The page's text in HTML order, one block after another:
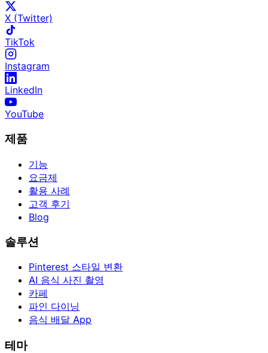
X (Twitter)
TikTok
Instagram
LinkedIn
YouTube
제품
기능
요금제
활용 사례
고객 후기
Blog
솔루션
Pinterest 스타일 변환
AI 음식 사진 촬영
카페
파인 다이닝
음식 배달 App
테마